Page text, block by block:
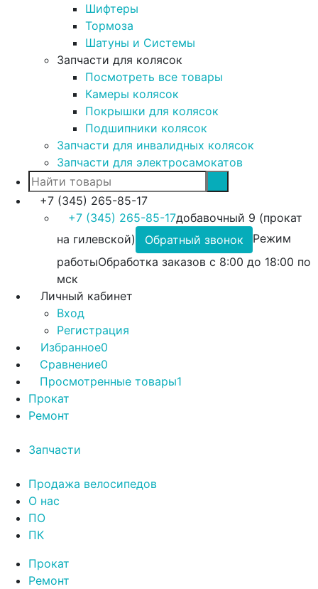
Шифтеры
Тормоза
Шатуны и Системы
Запчасти для колясок
Посмотреть все товары
Камеры колясок
Покрышки для колясок
Подшипники колясок
Запчасти для инвалидных колясок
Запчасти для электросамокатов
+7 (345) 265-85-17
+7 (345) 265-85-17добавочный 9 (прокат
на гилевской)
Обратный звонок
Режим
работыОбработка заказов с 8:00 до 18:00 по
мск
Личный кабинет
Вход
Регистрация
Избранное0
Сравнение0
Просмотренные товары1
Прокат
Ремонт
Запчасти
Продажа велосипедов
О нас
ПО
ПК
Прокат
Ремонт